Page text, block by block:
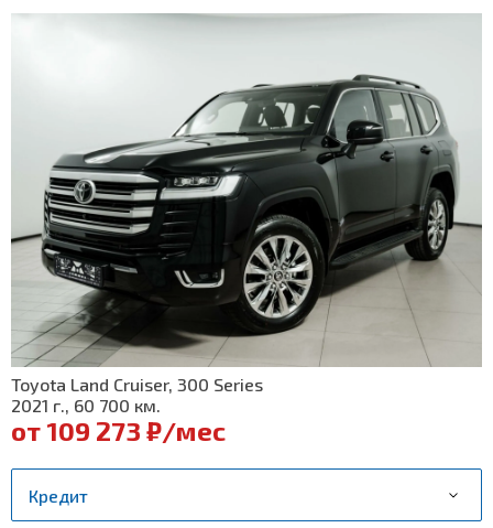
Toyota Land Cruiser, 300 Series
2021 г., 60 700 км.
от 109 273 ₽/мес